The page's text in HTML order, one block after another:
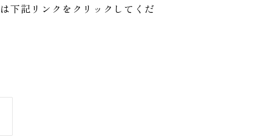
下記リンクをクリックしてくだ